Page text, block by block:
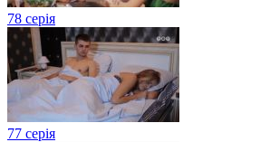
78 серія
77 серія